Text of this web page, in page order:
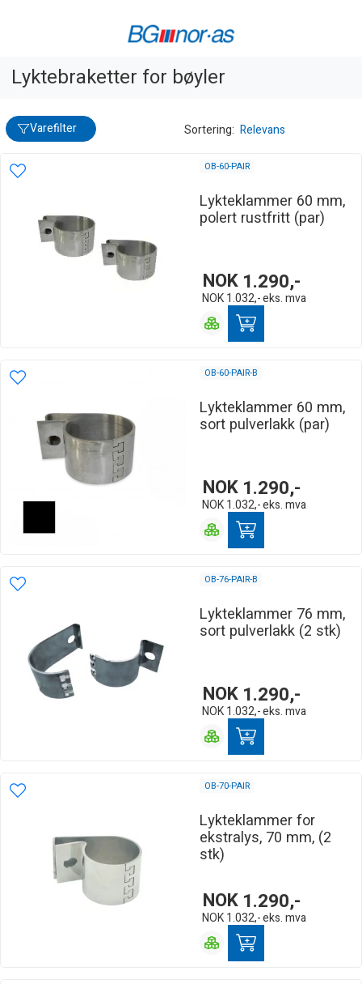
Lyktebraketter for bøyler
Varefilter Sortering: Relevans
OB-60-PAIR
Lykteklammer 60 mm,
polert rustfritt (par)
NOK 1.290,-
NOK 1.032,-eks. mva
OB-60-PAIR-B
Lykteklammer 60 mm,
sort pulverlakk (par)
NOK 1.290,-
NOK 1.032,-eks. mva
OB-76-PAIR-B
Lykteklammer 76 mm,
sort pulverlakk (2 stk)
NOK 1.290,-
NOK 1.032,-eks. mva
OB-70-PAIR
Lykteklammer for
ekstralys, 70 mm, (2
stk)
NOK 1.290,-
NOK 1.032,-eks. mva